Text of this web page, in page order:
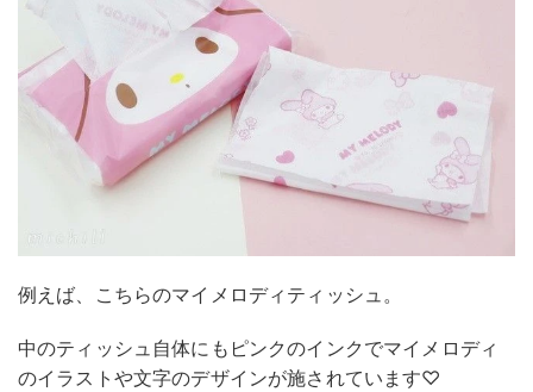
例えば、こちらのマイメロディティッシュ。
中のティッシュ自体にもピンクのインクでマイメロディ
のイラストや文字のデザインが施されています♡